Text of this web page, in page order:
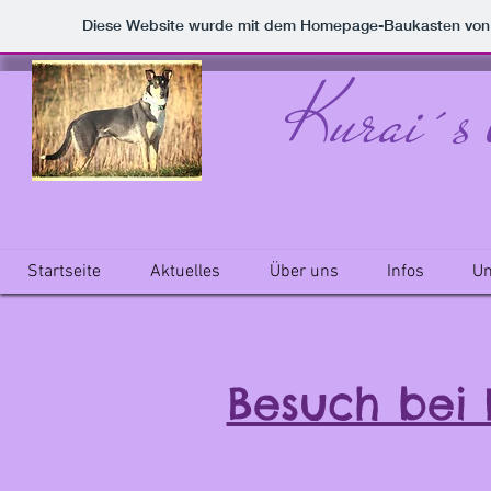
Diese Website wurde mit dem Homepage-Baukasten
Startseite Aktuelles Über uns Infos
Besuch bei